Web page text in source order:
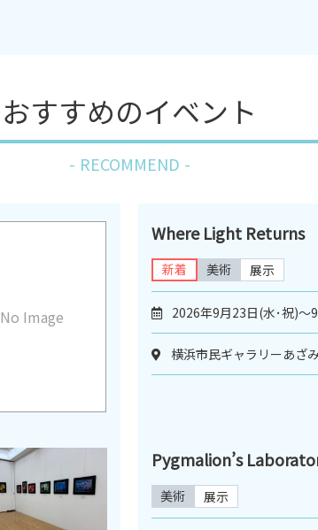
おすすめのイベント
RECOMMEND
No Image
Where Light Returns
新着 美術 展示
2026年9月23日(水･祝)～
横浜市民ギャラリーあざ
Pygmalion’s
美術 展示